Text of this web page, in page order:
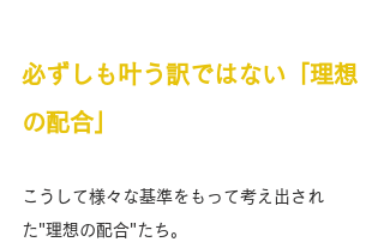
必ずしも叶う訳ではない「理想
の配合」
こうして様々な基準をもって考え出され
た"理想の配合"たち。